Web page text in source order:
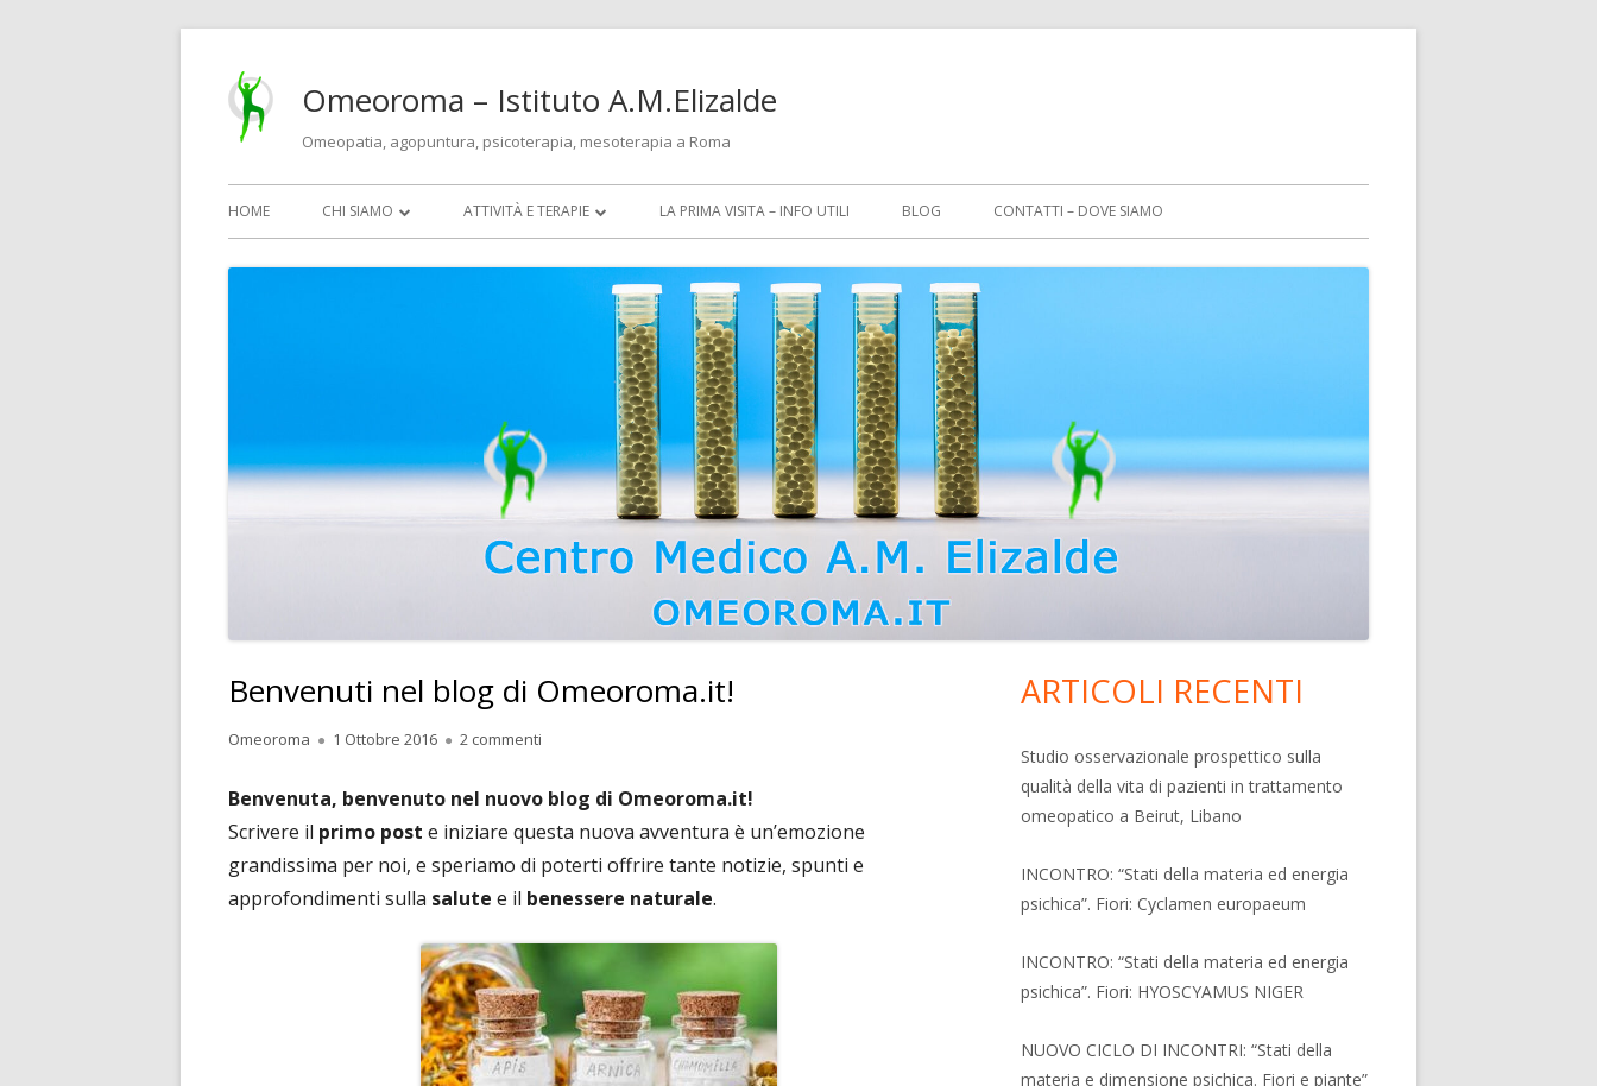
Omeoroma – Istituto A.M.Elizalde
Omeopatia, agopuntura, psicoterapia, mesoterapia a Roma
Menu
principale
HOME CHI SIAMO ATTIVITÀ E TERAPIE
CORSI PER PROFESSIONISTI (CREDITI
ECM)
LA PRIMA VISITA – INFO UTILI BLOG CONTATTI – DOVE SIAMO
Benvenuti nel blog di Omeoroma.it!
Autore
Omeoroma Pubblicato
1 Ottobre 2016 2 commenti
Benvenuta, benvenuto nel nuovo blog di Omeoroma.it!
Scrivere il primo post e iniziare questa nuova avventura è un’emozione
grandissima per noi, e speriamo di poterti offrire tante notizie, spunti e
approfondimenti sulla salute e il benessere naturale.
Barra
laterale
principale
ARTICOLI RECENTI
Studio osservazionale prospettico sulla
qualità della vita di pazienti in trattamento
omeopatico a Beirut, Libano
INCONTRO: “Stati della materia ed energia
psichica”. Fiori: Cyclamen europaeum
INCONTRO: “Stati della materia ed energia
psichica”. Fiori: HYOSCYAMUS NIGER
NUOVO CICLO DI INCONTRI: “Stati della
materia e dimensione psichica. Fiori e piante”